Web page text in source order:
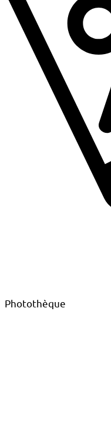
Photothèque